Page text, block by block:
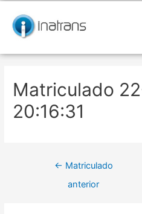
contenido
Matriculado
20:16:31
de
entradas
← Matriculado
anterior